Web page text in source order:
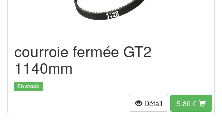
courroie fermée GT2
1140mm
En stock
Détail 5.80 €